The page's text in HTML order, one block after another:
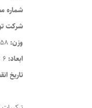
شماره
شرکت
وزن:
ابعاد:
تاریخ